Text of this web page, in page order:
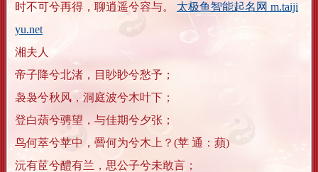
时不可兮再得，聊逍遥兮容与。 太极鱼智能起名网 m.taiji
yu.net
湘夫人
帝子降兮北渚，目眇眇兮愁予；
袅袅兮秋风，洞庭波兮木叶下；
登白薠兮骋望，与佳期兮夕张；
鸟何萃兮苹中，罾何为兮木上？(苹 通：蘋)
沅有茝兮醴有兰，思公子兮未敢言；